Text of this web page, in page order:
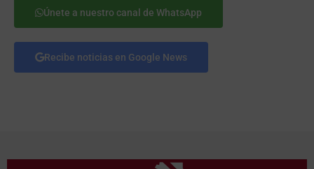
Únete a nuestro canal de WhatsApp
Recibe noticias en Google News